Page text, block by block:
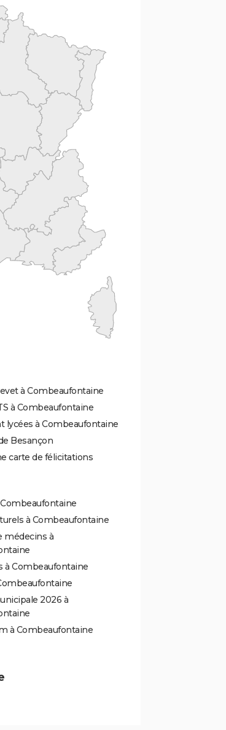
à Combeaufontaine
à Combeaufontaine
lycées à Combeaufontaine
Besançon
carte de félicitations
à Combeaufontaine
médecins à
à Combeaufontaine
2026 à
à Combeaufontaine